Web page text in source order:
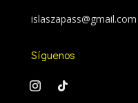
islaszapass@gmail.com
Síguenos